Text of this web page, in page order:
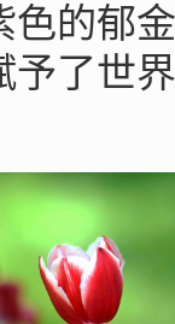
色的郁
予了世